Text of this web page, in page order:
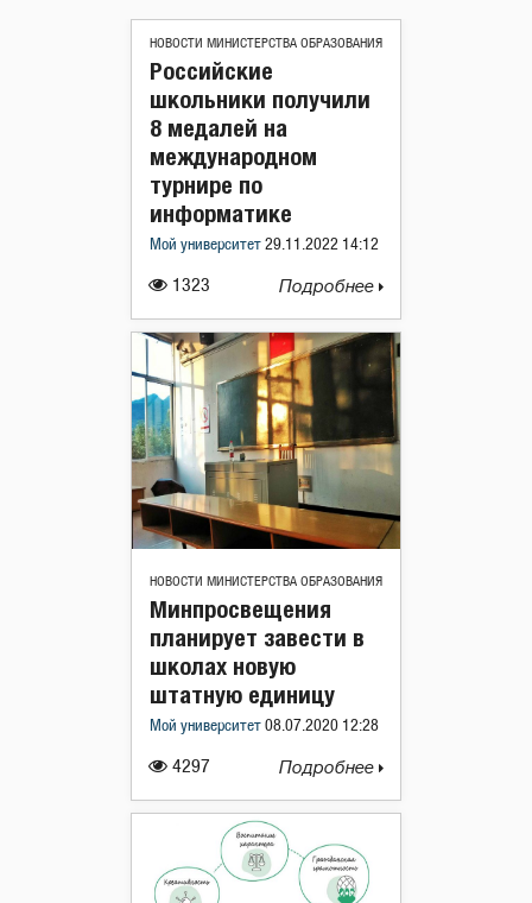
НОВОСТИ МИНИСТЕРСТВА ОБРАЗОВАНИЯ
1323
Российские
школьники получили
8 медалей на
международном
турнире по
информатике
Мой университет 29.11.2022 14:12
Подробнее
НОВОСТИ МИНИСТЕРСТВА ОБРАЗОВАНИЯ
4297
Минпросвещения
планирует завести в
школах новую
штатную единицу
Мой университет 08.07.2020 12:28
Подробнее